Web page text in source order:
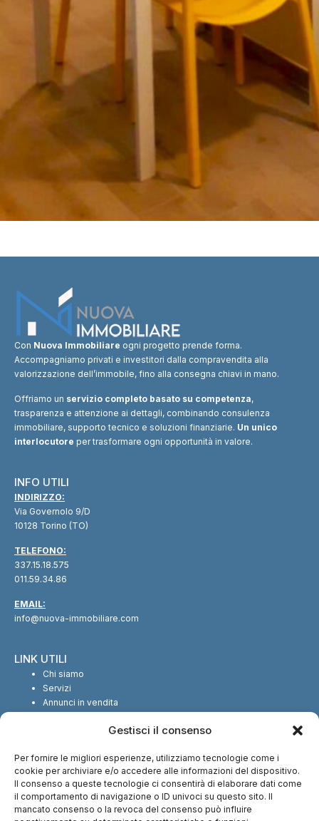
Gestisci il consenso
Per fornire le migliori esperienze, utilizziamo tecnologie come i
cookie per archiviare e/o accedere alle informazioni del dispositivo.
Il consenso a queste tecnologie ci consentirà di elaborare dati come
il comportamento di navigazione o ID univoci su questo sito. Il
mancato consenso o la revoca del consenso può influire
Con Nuova Immobiliare ogni progetto prende forma.
Accompagniamo privati e investitori dalla compravendita alla
valorizzazione dell’immobile, fino alla consegna chiavi in mano.
Offriamo un servizio completo basato su competenza,
trasparenza e attenzione ai dettagli, combinando consulenza
immobiliare, supporto tecnico e soluzioni finanziarie. Un unico
interlocutore per trasformare ogni opportunità in valore.
INFO UTILI
INDIRIZZO:
Via Governolo 9/D
10128 Torino (TO)
TELEFONO:
337.15.18.575
011.59.34.86
EMAIL:
info@nuova-immobiliare.com
LINK UTILI
Chi siamo
Servizi
Annunci in vendita
SEGUICI SUI SOCIAL